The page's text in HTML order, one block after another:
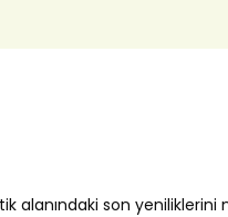
alanındaki son